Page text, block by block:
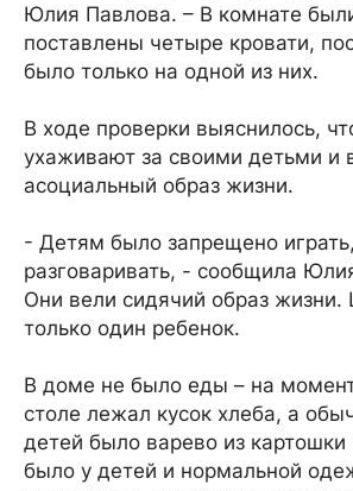
Юлия Павлова. – В комнате
поставлены четыре кровати,
было только на одной из них.
В ходе проверки выяснилось,
ухаживают за своими детьми и
асоциальный образ жизни.
- Детям было запрещено
разговаривать, - сообщила
Они вели сидячий образ
только один ребенок.
В доме не было еды – на
столе лежал кусок хлеба, а
детей было варево из
было у детей и нормальной